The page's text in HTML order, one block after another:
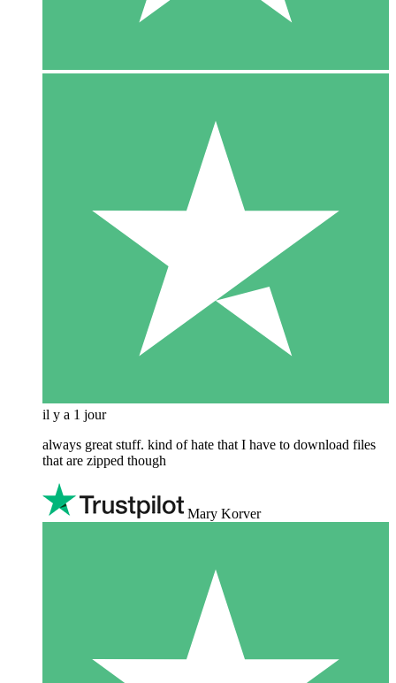
il y a 1 jour
always great stuff. kind of hate that I have to download files
that are zipped though
Mary Korver